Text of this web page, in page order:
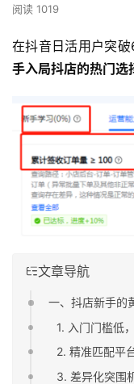
阅读 1019
在抖音日活用户突破
手入局抖店的热门选
文章导航
一、抖店新手的
1. 入门门槛低
2. 精准匹配平
3. 差异化突围